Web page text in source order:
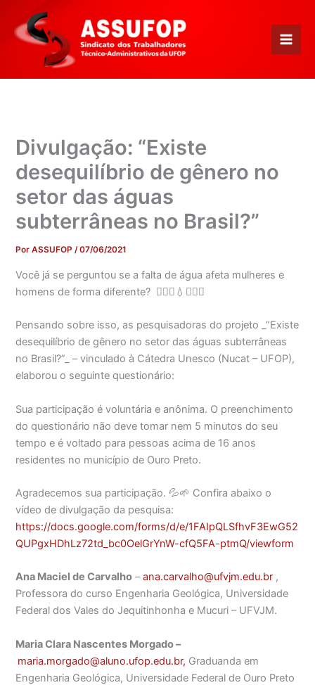
para
conteúdo
Divulgação: “Existe
desequilíbrio de gênero no
setor das águas
subterrâneas no Brasil?”
PorASSUFOP/07/06/2021
Você já se perguntou se a falta de água afeta mulheres e
homens de forma diferente? 🤷🏽‍♀️💧🤷🏽‍♂️
Pensando sobre isso, as pesquisadoras do projeto _“Existe
desequilíbrio de gênero no setor das águas subterrâneas
no Brasil?”_ – vinculado à Cátedra Unesco (Nucat – UFOP),
elaborou o seguinte questionário:
Sua participação é voluntária e anônima. O preenchimento
do questionário não deve tomar nem 5 minutos do seu
tempo e é voltado para pessoas acima de 16 anos
residentes no município de Ouro Preto.
Agradecemos sua participação. 💦🌱 Confira abaixo o
vídeo de divulgação da pesquisa:
https://docs.google.com/forms/d/e/1FAIpQLSfhvF3EwG52
QUPgxHDhLz72td_bc0OelGrYnW-cfQ5FA-ptmQ/viewform
Ana Maciel de Carvalho –ana.carvalho@ufvjm.edu.br ,
Professora do curso Engenharia Geológica, Universidade
Federal dos Vales do Jequitinhonha e Mucuri – UFVJM.
Maria Clara Nascentes Morgado –
maria.morgado@aluno.ufop.edu.br, Graduanda em
Engenharia Geológica, Universidade Federal de Ouro Preto